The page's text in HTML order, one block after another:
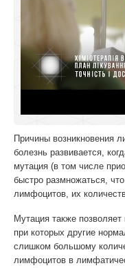
Причины возникновения
болезнь развивается,
мутация (в том числе
быстро размножаться,
лимфоцитов, их
Мутация также
при которых другие
слишком большому
лимфоцитов в